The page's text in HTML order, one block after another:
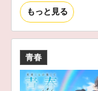
もっと見る
青春